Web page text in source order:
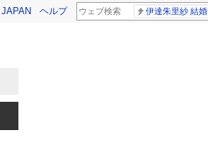
ヘルプ 伊達朱里紗 結婚